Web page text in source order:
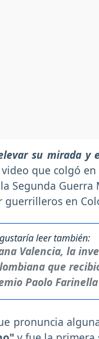
su mirada y
que colgó en
Segunda
guerrilleros en
leer también:
Valencia, la
que
Paolo Farinella
pronuncia